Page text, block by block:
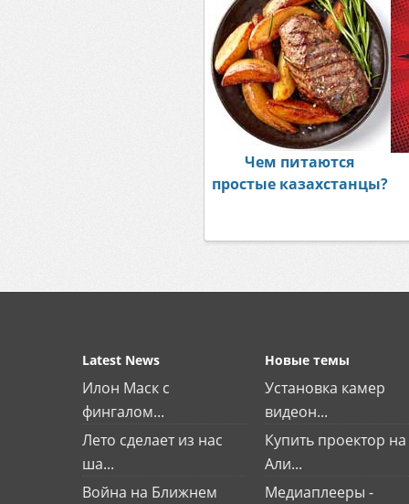
Чем питаются
простые казахстанцы?
Latest News
Илон Маск с
фингалом...
Лето сделает из нас
ша...
Война на Ближнем
Новые темы
Установка камер
видеон...
Купить проектор на
Али...
Медиаплееры -